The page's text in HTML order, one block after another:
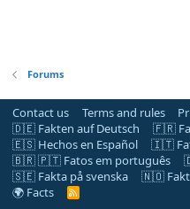
Forums
Contact us Terms and rules
🇩🇪 Fakten auf Deutsch
🇫🇷
🇪🇸 Hechos en Español
🇮🇹
🇧🇷 🇵🇹 Fatos em português
🇸🇪 Fakta på svenska
🇳🇴
🌍 Facts
R